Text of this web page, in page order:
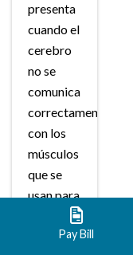
presenta
cuando el
cerebro
no se
comunica
correctamente
con los
músculos
que se
usan para
Pay Bill